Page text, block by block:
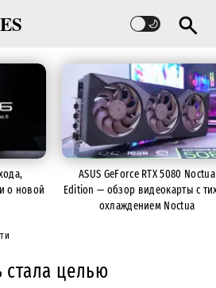
о новой
ASUS GeForce RTX 5080 Noctua
Edition — обзор видеокарты с
охлаждением Noctua
стала целью